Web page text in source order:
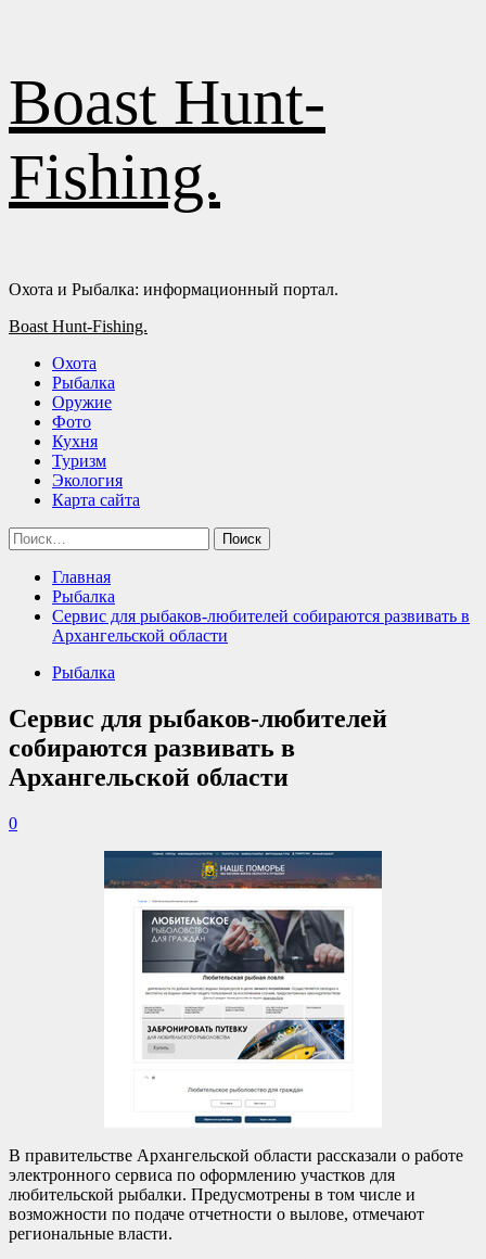
содержимому
Boast Hunt-
Fishing.
Охота и Рыбалка: информационный портал.
Основное
Boast Hunt-Fishing.
Охота
Рыбалка
Оружие
Фото
Кухня
Туризм
Экология
Карта сайта
Найти:
Главная
Рыбалка
Сервис для рыбаков-любителей собираются развивать в
Архангельской области
Рыбалка
Сервис для рыбаков-любителей
собираются развивать в
Архангельской области
0
В правительстве Архангельской области рассказали о работе
электронного сервиса по оформлению участков для
любительской рыбалки. Предусмотрены в том числе и
возможности по подаче отчетности о вылове, отмечают
региональные власти.